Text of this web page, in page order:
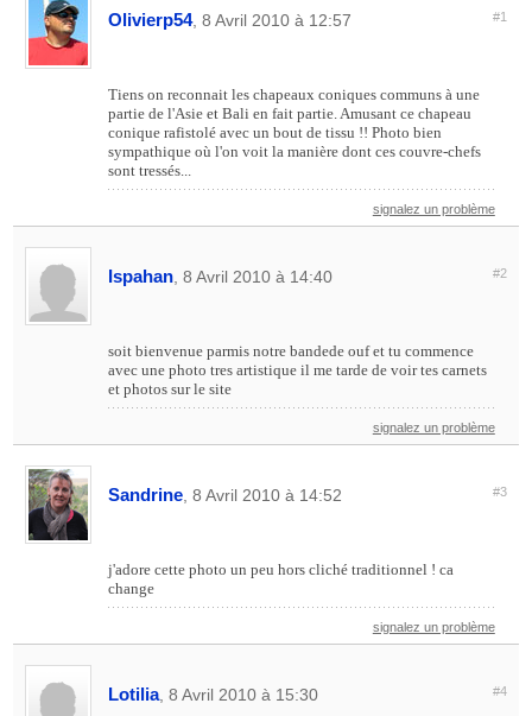
Olivierp54, 8 Avril 2010 à 12:57 #1
Tiens on reconnait les chapeaux coniques communs à une
partie de l'Asie et Bali en fait partie. Amusant ce chapeau
conique rafistolé avec un bout de tissu !! Photo bien
sympathique où l'on voit la manière dont ces couvre-chefs
sont tressés...
signalez un problème
Ispahan, 8 Avril 2010 à 14:40 #2
soit bienvenue parmis notre bandede ouf et tu commence
avec une photo tres artistique il me tarde de voir tes carnets
et photos sur le site
signalez un problème
Sandrine, 8 Avril 2010 à 14:52 #3
j'adore cette photo un peu hors cliché traditionnel ! ca
change
signalez un problème
Lotilia, 8 Avril 2010 à 15:30 #4